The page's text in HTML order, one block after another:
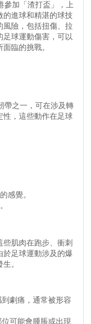
參加「渣打盃」，上
的進球和精湛的球技
風險，包括扭傷、拉
球運動傷害，可以
臨的挑戰。
帶之一，可在涉及轉
性，這些動作在足球
感覺。
肌肉在跑步、衝刺
於足球運動涉及的爆
。
劇痛，通常被形容
可能會腫脹或出現